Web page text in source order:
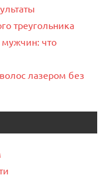
треугольника
мужчин: что
лазером без